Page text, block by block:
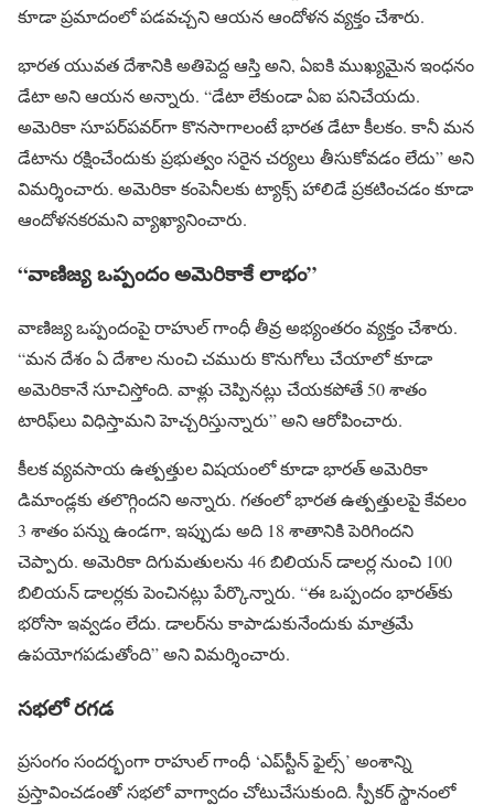
కూడా ప్రమాదంలో పడవచ్చని ఆయన ఆందోళన వ్యక్తం చేశారు.
భారత యువత దేశానికి అతిపెద్ద ఆస్తి అని, ఏఐకి ముఖ్యమైన ఇంధనం
డేటా అని ఆయన అన్నారు. “డేటా లేకుండా ఏఐ పనిచేయదు.
అమెరికా సూపర్‌పవర్‌గా కొనసాగాలంటే భారత డేటా కీలకం. కానీ మన
డేటాను రక్షించేందుకు ప్రభుత్వం సరైన చర్యలు తీసుకోవడం లేదు” అని
విమర్శించారు. అమెరికా కంపెనీలకు ట్యాక్స్ హాలిడే ప్రకటించడం కూడా
ఆందోళనకరమని వ్యాఖ్యానించారు.
“వాణిజ్య ఒప్పందం అమెరికాకే లాభం”
వాణిజ్య ఒప్పందంపై రాహుల్‌ గాంధీ తీవ్ర అభ్యంతరం వ్యక్తం చేశారు.
“మన దేశం ఏ దేశాల నుంచి చమురు కొనుగోలు చేయాలో కూడా
అమెరికానే సూచిస్తోంది. వాళ్లు చెప్పినట్లు చేయకపోతే 50 శాతం
టారిఫ్‌లు విధిస్తామని హెచ్చరిస్తున్నారు” అని ఆరోపించారు.
కీలక వ్యవసాయ ఉత్పత్తుల విషయంలో కూడా భారత్ అమెరికా
డిమాండ్లకు తలొగ్గిందని అన్నారు. గతంలో భారత ఉత్పత్తులపై కేవలం
3 శాతం పన్ను ఉండగా, ఇప్పుడు అది 18 శాతానికి పెరిగిందని
చెప్పారు. అమెరికా దిగుమతులను 46 బిలియన్ డాలర్ల నుంచి 100
బిలియన్ డాలర్లకు పెంచినట్లు పేర్కొన్నారు. “ఈ ఒప్పందం భారత్‌కు
భరోసా ఇవ్వడం లేదు. డాలర్‌ను కాపాడుకునేందుకు మాత్రమే
ఉపయోగపడుతోంది” అని విమర్శించారు.
సభలో రగడ
ప్రసంగం సందర్భంగా రాహుల్‌ గాంధీ ‘ఎప్‌స్టీన్ ఫైల్స్’ అంశాన్ని
ప్రస్తావించడంతో సభలో వాగ్వాదం చోటుచేసుకుంది. స్పీకర్ స్థానంలో